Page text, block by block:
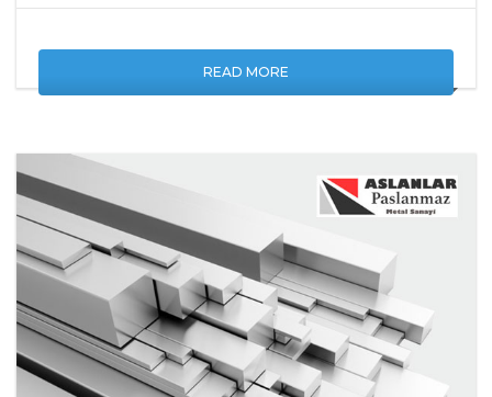
READ MORE